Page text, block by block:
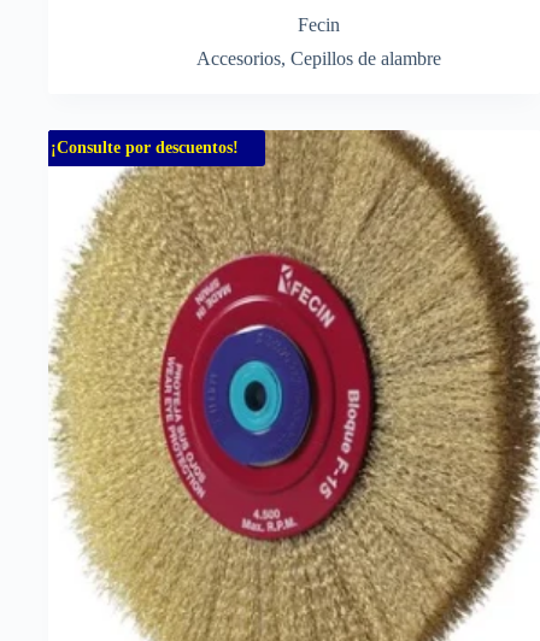
Fecin
Accesorios, Cepillos de alambre
¡Consulte por descuentos!